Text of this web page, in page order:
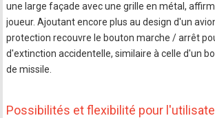
une large façade avec une grille en métal,
joueur. Ajoutant encore plus au design d'un
protection recouvre le bouton marche / arrêt
d'extinction accidentelle, similaire à celle d'un
de missile.
Possibilités et flexibilité pour